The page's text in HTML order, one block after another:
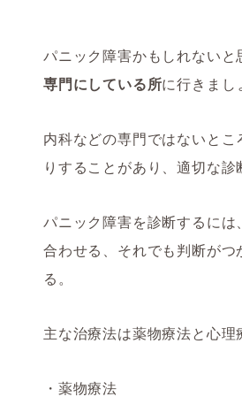
パニック障害かもしれないと
専門にしている所に行きまし
内科などの専門ではないと
りすることがあり、適切な診
パニック障害を診断するに
合わせる、それでも判断が
る。
主な治療法は薬物療法と心理
・薬物療法